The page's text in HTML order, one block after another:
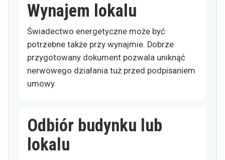
Wynajem lokalu
Świadectwo energetyczne może być
potrzebne także przy wynajmie. Dobrze
przygotowany dokument pozwala uniknąć
nerwowego działania tuż przed podpisaniem
umowy.
Odbiór budynku lub
lokalu